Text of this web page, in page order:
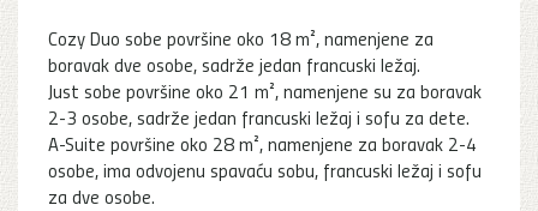
Cozy Duo sobe površine oko 18 m², namenjene za
boravak dve osobe, sadrže jedan francuski ležaj.
Just sobe površine oko 21 m², namenjene su za boravak
2-3 osobe, sadrže jedan francuski ležaj i sofu za dete.
A-Suite površine oko 28 m², namenjene za boravak 2-4
osobe, ima odvojenu spavaću sobu, francuski ležaj i sofu
za dve osobe.